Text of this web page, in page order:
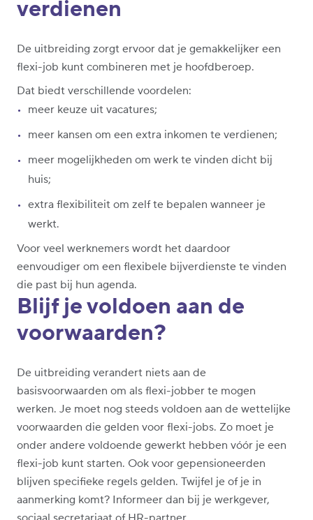
verdienen
De uitbreiding zorgt ervoor dat je gemakkelijker een
flexi-job kunt combineren met je hoofdberoep.
Dat biedt verschillende voordelen:
meer keuze uit vacatures;
meer kansen om een extra inkomen te verdienen;
meer mogelijkheden om werk te vinden dicht bij
huis;
extra flexibiliteit om zelf te bepalen wanneer je
werkt.
Voor veel werknemers wordt het daardoor
eenvoudiger om een flexibele bijverdienste te vinden
die past bij hun agenda.
Blijf je voldoen aan de
voorwaarden?
De uitbreiding verandert niets aan de
basisvoorwaarden om als flexi-jobber te mogen
werken. Je moet nog steeds voldoen aan de wettelijke
voorwaarden die gelden voor flexi-jobs. Zo moet je
onder andere voldoende gewerkt hebben vóór je een
flexi-job kunt starten. Ook voor gepensioneerden
blijven specifieke regels gelden. Twijfel je of je in
aanmerking komt? Informeer dan bij je werkgever,